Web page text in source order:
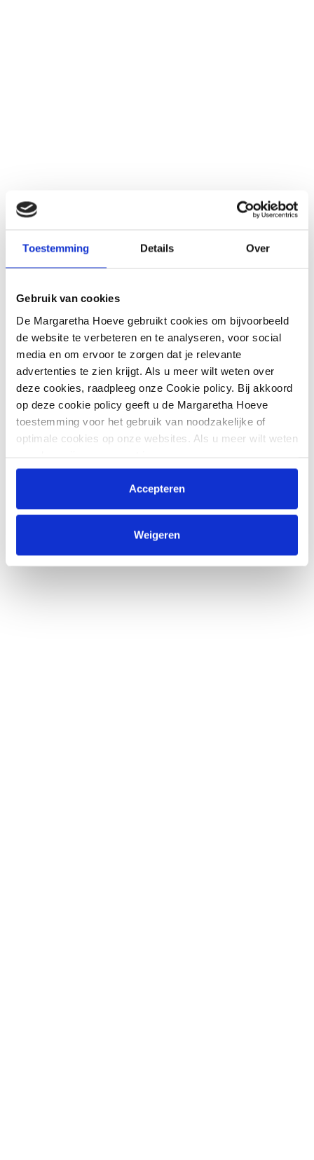
Toestemming Details Over
Gebruik van cookies
De Margaretha Hoeve gebruikt cookies om bijvoorbeeld
de website te verbeteren en te analyseren, voor social
media en om ervoor te zorgen dat je relevante
advertenties te zien krijgt. Als u meer wilt weten over
deze cookies, raadpleeg onze Cookie policy. Bij akkoord
op deze cookie policy geeft u de Margaretha Hoeve
toestemming voor het gebruik van noodzakelijke of
optimale cookies op onze websites. Als u meer wilt weten
raadpleeg onzePrivacyverklaring. U kunt de cookie
instellingen te allen tijde aanpassen via de link onderaan
de website.
Accepteren
Weigeren